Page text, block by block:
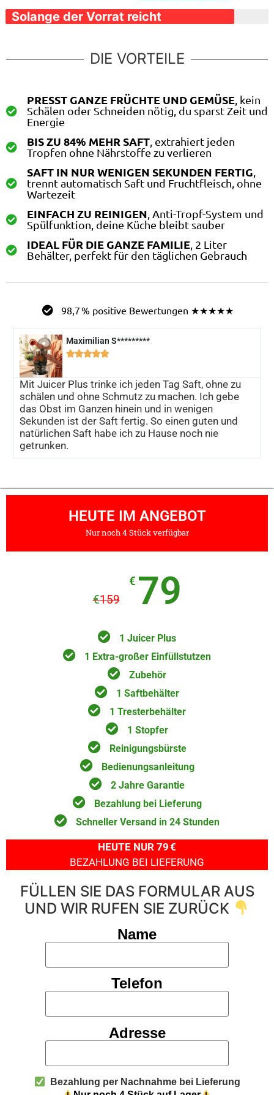
Solange der Vorrat reicht
DIE VORTEILE
PRESST GANZE FRÜCHTE UND GEMÜSE, kein
Schälen oder Schneiden nötig, du sparst Zeit und
Energie
BIS ZU 84% MEHR SAFT, extrahiert jeden
Tropfen ohne Nährstoffe zu verlieren
SAFT IN NUR WENIGEN SEKUNDEN FERTIG,
trennt automatisch Saft und Fruchtfleisch, ohne
Wartezeit
EINFACH ZU REINIGEN, Anti-Tropf-System und
Spülfunktion, deine Küche bleibt sauber
IDEAL FÜR DIE GANZE FAMILIE, 2 Liter
Behälter, perfekt für den täglichen Gebrauch
98,7 % positive Bewertungen ★★★★★
Maximilian S*********

Mit Juicer Plus trinke ich jeden Tag Saft, ohne zu
schälen und ohne Schmutz zu machen. Ich gebe
das Obst im Ganzen hinein und in wenigen
Sekunden ist der Saft fertig. So einen guten und
natürlichen Saft habe ich zu Hause noch nie
getrunken.
HEUTE IM ANGEBOT
Nur noch 4 Stück verfügbar
€159
€ 79
1 Juicer Plus
1 Extra-großer Einfüllstutzen
Zubehör
1 Saftbehälter
1 Tresterbehälter
1 Stopfer
Reinigungsbürste
Bedienungsanleitung
2 Jahre Garantie
Bezahlung bei Lieferung
Schneller Versand in 24 Stunden
HEUTE NUR 79 €
BEZAHLUNG BEI LIEFERUNG
FÜLLEN SIE DAS FORMULAR AUS
UND WIR RUFEN SIE ZURÜCK
Name
Telefon
Adresse
Bezahlung per Nachnahme bei Lieferung